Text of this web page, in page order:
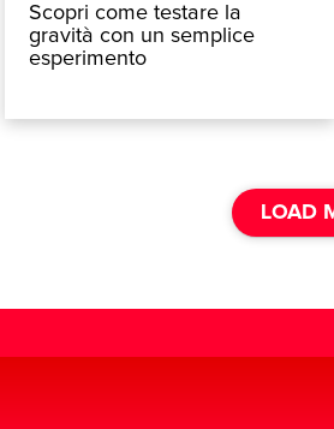
Scopri come testare la
gravità con un semplice
esperimento
LOAD